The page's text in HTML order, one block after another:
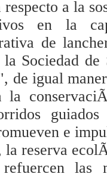
a la
en la
de
Sociedad
de igual
la
e
la reserva
las